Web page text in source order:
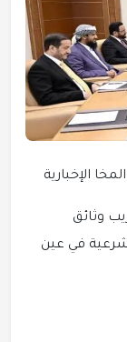
وثائق
في عين